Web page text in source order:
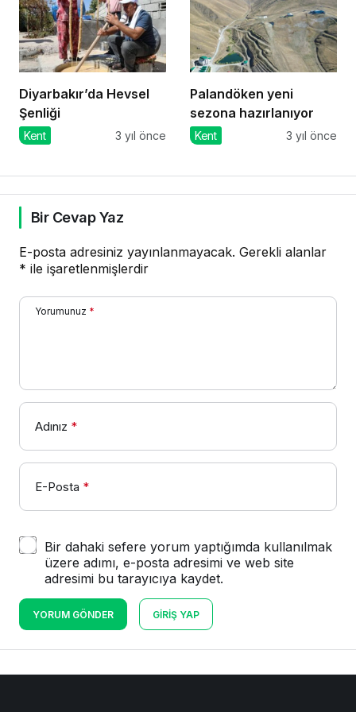
Diyarbakır’da Hevsel
Şenliği
Kent 3 yıl önce
Palandöken yeni
sezona hazırlanıyor
Kent 3 yıl önce
Bir Cevap Yaz
E-posta adresiniz yayınlanmayacak. Gerekli alanlar
* ile işaretlenmişlerdir
Yorumunuz *
Adınız *
E-Posta *
Bir dahaki sefere yorum yaptığımda kullanılmak
üzere adımı, e-posta adresimi ve web site
adresimi bu tarayıcıya kaydet.
YORUM GÖNDER GIRIŞ YAP